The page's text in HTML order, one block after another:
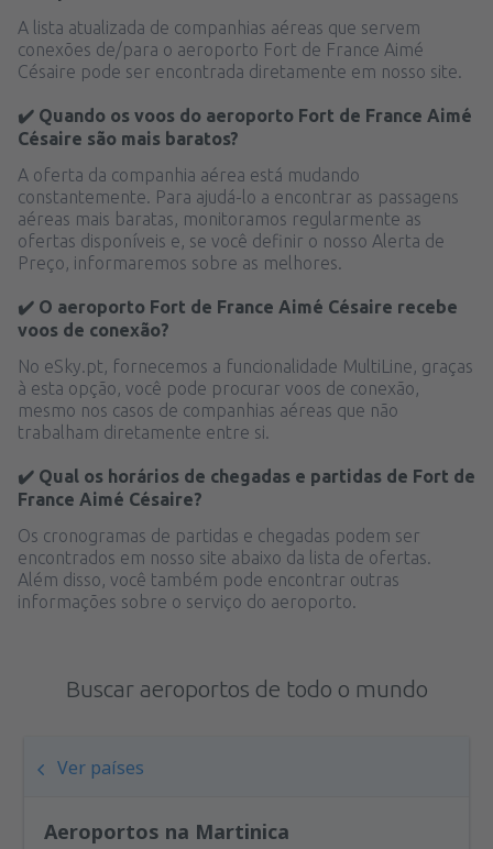
A lista atualizada de companhias aéreas que servem
conexões de/para o aeroporto Fort de France Aimé
Césaire pode ser encontrada diretamente em nosso site.
✔️ Quando os voos do aeroporto Fort de France Aimé
Césaire são mais baratos?
A oferta da companhia aérea está mudando
constantemente. Para ajudá-lo a encontrar as passagens
aéreas mais baratas, monitoramos regularmente as
ofertas disponíveis e, se você definir o nosso Alerta de
Preço, informaremos sobre as melhores.
✔️ O aeroporto Fort de France Aimé Césaire recebe
voos de conexão?
No eSky.pt, fornecemos a funcionalidade MultiLine, graças
à esta opção, você pode procurar voos de conexão,
mesmo nos casos de companhias aéreas que não
trabalham diretamente entre si.
✔️ Qual os horários de chegadas e partidas de Fort de
France Aimé Césaire?
Os cronogramas de partidas e chegadas podem ser
encontrados em nosso site abaixo da lista de ofertas.
Além disso, você também pode encontrar outras
informações sobre o serviço do aeroporto.
Buscar aeroportos de todo o mundo
Ver países
Aeroportos na Martinica